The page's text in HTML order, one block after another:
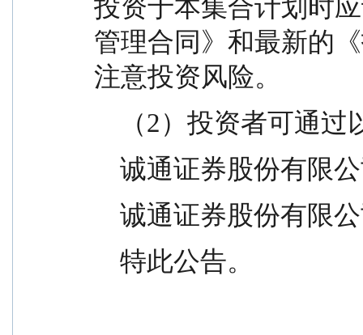
投资于本集合计划时
管理合同》和最新的
注意投资风险。
（2）投资者可通
诚通证券股份有
诚通证券股份有
    特此公告。